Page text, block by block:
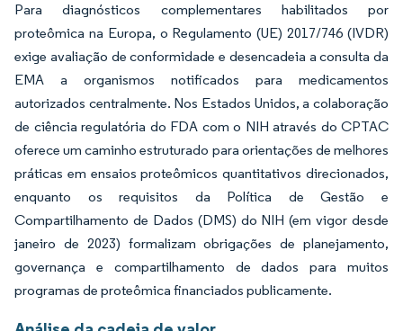
Para diagnósticos complementares habilitados por
proteômica na Europa, o Regulamento (UE) 2017/746 (IVDR)
exige avaliação de conformidade e desencadeia a consulta da
EMA a organismos notificados para medicamentos
autorizados centralmente. Nos Estados Unidos, a colaboração
de ciência regulatória do FDA com o NIH através do CPTAC
oferece um caminho estruturado para orientações de melhores
práticas em ensaios proteômicos quantitativos direcionados,
enquanto os requisitos da Política de Gestão e
Compartilhamento de Dados (DMS) do NIH (em vigor desde
janeiro de 2023) formalizam obrigações de planejamento,
governança e compartilhamento de dados para muitos
programas de proteômica financiados publicamente.